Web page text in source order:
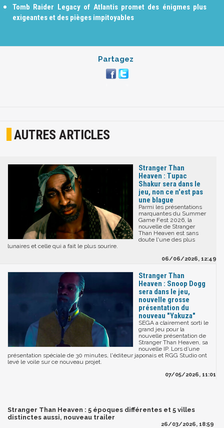
Tomb Raider Legacy of Atlantis promet des énigmes plus
exigeantes et des pièges impitoyables
Partagez
AUTRES ARTICLES
Stranger Than
Heaven : Tupac
Shakur sera dans le
jeu, non ce n'est pas
une blague
Parmi les présentations
marquantes du Summer
Game Fest 2026, la
nouvelle de Stranger
Than Heaven est sans
doute l'une des plus
lunaires et celle qui a fait le plus sourire.
06/06/2026, 12:49
Stranger Than
Heaven : Snoop Dogg
sera dans le jeu,
nouvelle grosse
présentation du
nouveau "Yakuza"
SEGA a clairement sorti le
grand jeu pour la
nouvelle présentation de
Stranger Than Heaven, sa
nouvelle IP. Lors d’une
présentation spéciale de 30 minutes, l'éditeur japonais et RGG Studio ont
levé le voile sur ce nouveau projet.
07/05/2026, 11:01
Stranger Than Heaven : 5 époques différentes et 5 villes
distinctes aussi, nouveau trailer
26/03/2026, 18:59